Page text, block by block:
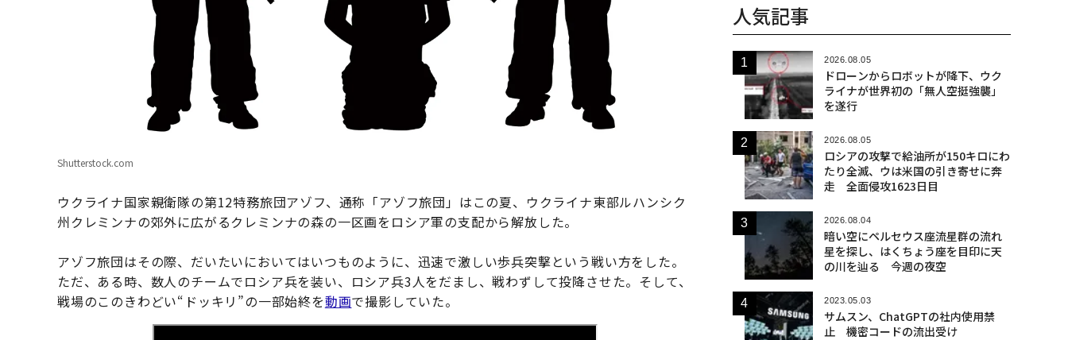
Shutterstock.com
ウクライナ国家親衛隊の第12特務旅団アゾフ、通称「アゾフ旅団」はこの夏、ウクライナ東部ルハンシク
州クレミンナの郊外に広がるクレミンナの森の一区画をロシア軍の支配から解放した。
アゾフ旅団はその際、だいたいにおいてはいつものように、迅速で激しい歩兵突撃という戦い方をした。
ただ、ある時、数人のチームでロシア兵を装い、ロシア兵3人をだまし、戦わずして投降させた。そして、
戦場のこのきわどい“ドッキリ”の一部始終を動画で撮影していた。
人気記事
2026.08.05
ドローンからロボットが降下、ウク
ライナが世界初の「無人空挺強襲」
を遂行
2026.08.05
ロシアの攻撃で給油所が150キロにわ
たり全滅、ウは米国の引き寄せに奔
走 全面侵攻1623日目
2026.08.04
暗い空にペルセウス座流星群の流れ
星を探し、はくちょう座を目印に天
の川を辿る 今週の夜空
2023.05.03
サムスン、ChatGPTの社内使用禁
止 機密コードの流出受け